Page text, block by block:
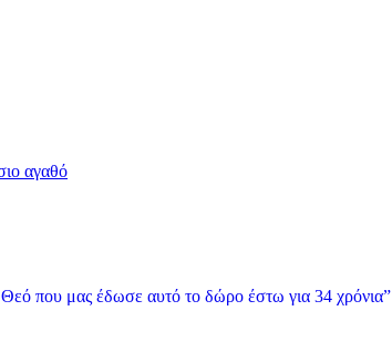
αγαθό
που μας έδωσε αυτό το δώρο έστω για 34 χρόνια”